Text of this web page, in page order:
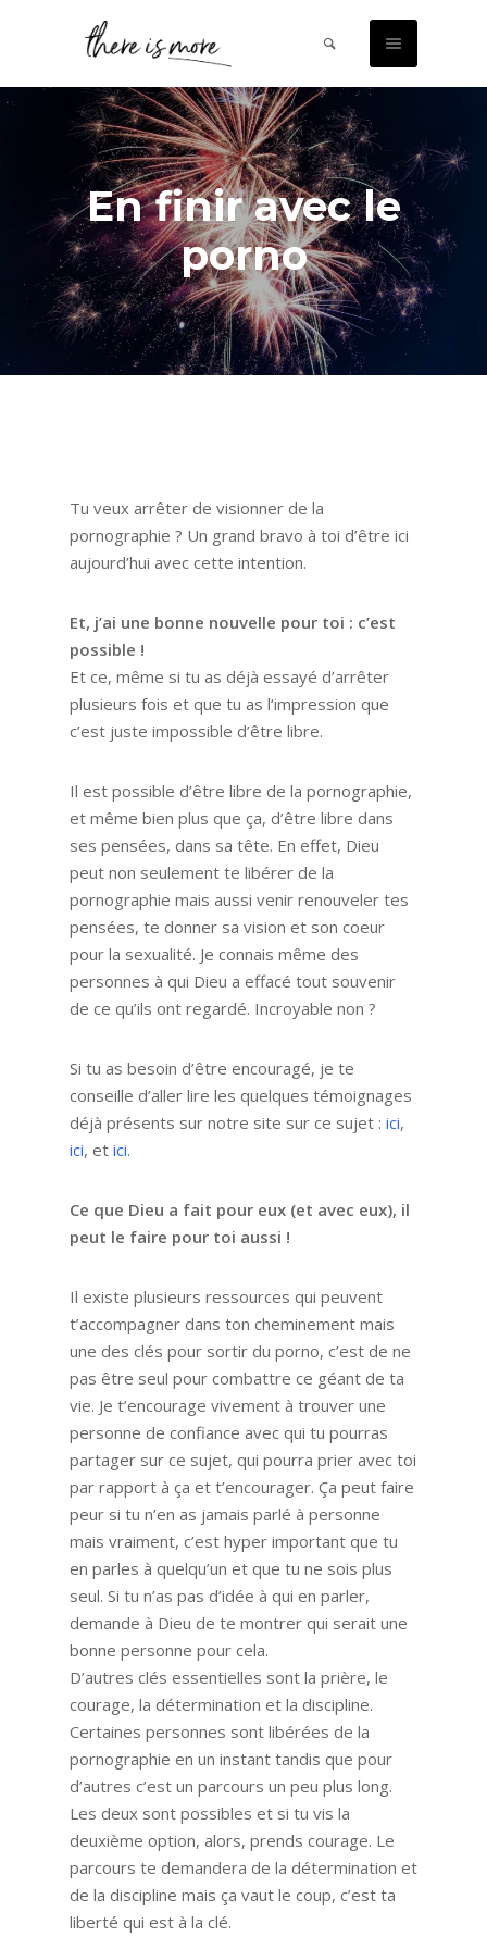
En finir avec le
porno
Tu veux arrêter de visionner de la
pornographie ? Un grand bravo à toi d’être ici
aujourd’hui avec cette intention.
Et, j’ai une bonne nouvelle pour toi : c’est
possible !
Et ce, même si tu as déjà essayé d’arrêter
plusieurs fois et que tu as l‘impression que
c’est juste impossible d’être libre.
Il est possible d’être libre de la pornographie,
et même bien plus que ça, d’être libre dans
ses pensées, dans sa tête. En effet, Dieu
peut non seulement te libérer de la
pornographie mais aussi venir renouveler tes
pensées, te donner sa vision et son coeur
pour la sexualité. Je connais même des
personnes à qui Dieu a effacé tout souvenir
de ce qu’ils ont regardé. Incroyable non ?
Si tu as besoin d’être encouragé, je te
conseille d’aller lire les quelques témoignages
déjà présents sur notre site sur ce sujet : ici,
ici, et ici.
Ce que Dieu a fait pour eux (et avec eux), il
peut le faire pour toi aussi !
Il existe plusieurs ressources qui peuvent
t’accompagner dans ton cheminement mais
une des clés pour sortir du porno, c’est de ne
pas être seul pour combattre ce géant de ta
vie. Je t’encourage vivement à trouver une
personne de confiance avec qui tu pourras
partager sur ce sujet, qui pourra prier avec toi
par rapport à ça et t’encourager. Ça peut faire
peur si tu n’en as jamais parlé à personne
mais vraiment, c’est hyper important que tu
en parles à quelqu’un et que tu ne sois plus
seul. Si tu n’as pas d’idée à qui en parler,
demande à Dieu de te montrer qui serait une
bonne personne pour cela.
D’autres clés essentielles sont la prière, le
courage, la détermination et la discipline.
Certaines personnes sont libérées de la
pornographie en un instant tandis que pour
d’autres c’est un parcours un peu plus long.
Les deux sont possibles et si tu vis la
deuxième option, alors, prends courage. Le
parcours te demandera de la détermination et
de la discipline mais ça vaut le coup, c’est ta
liberté qui est à la clé.